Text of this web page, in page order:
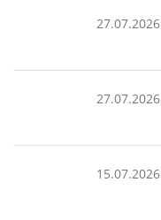
27.07.2026
27.07.2026
15.07.2026